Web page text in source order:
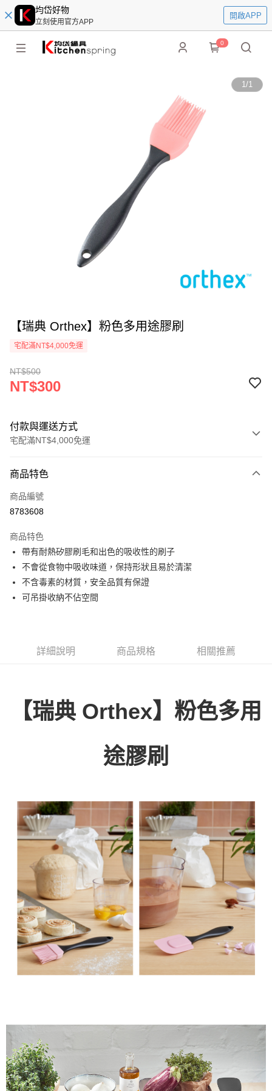
均岱好物
立刻使用官方APP
開啟APP
0
1/1
【瑞典 Orthex】粉色多用途膠刷
宅配滿NT$4,000免運
NT$500
NT$300
付款與運送方式
宅配滿NT$4,000免運
信用卡一次付款
信用卡分期付款
合作金庫商業銀行
華南商業銀行
彰化商業銀行
上海商業儲蓄銀行
台北富邦商業銀行
國泰世華商業銀行
兆豐國際商業銀行
臺灣中小企業銀行
玉山商業銀行
星展（台灣）商業銀行
台新國際商業銀行
中國信託商業銀行
LINE Pay
Apple Pay
街口支付
每筆NT$150，滿NT$4,000(含以上)免運費
商品特色
商品編號
8783608
商品特色
帶有耐熱矽膠刷毛和出色的吸收性的刷子
不會從食物中吸收味道，保持形狀且易於清潔
不含毒素的材質，安全品質有保證
可吊掛收納不佔空間
詳細說明 商品規格 相關推薦
【瑞典 Orthex】粉色多用
途膠刷